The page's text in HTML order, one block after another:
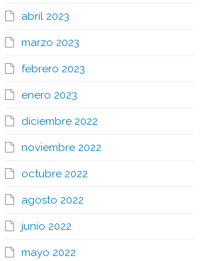
abril 2023
marzo 2023
febrero 2023
enero 2023
diciembre 2022
noviembre 2022
octubre 2022
agosto 2022
junio 2022
mayo 2022